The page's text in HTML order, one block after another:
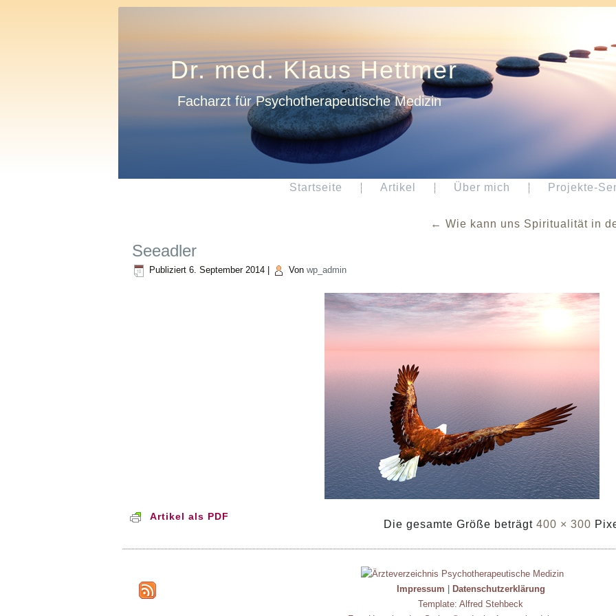
Dr. med. Klaus Hettmer
Facharzt für Psychotherapeutische Medizin
Startseite Artikel Über mich Projekte-
← Wie kann uns Spiritualität in
Seeadler
Publiziert 6. September 2014 Von wp_admin
Artikel als PDF
Die gesamte Größe beträgt 400 × 300
Impressum
Datenschutzerklärung
Template: Alfred Stehbeck